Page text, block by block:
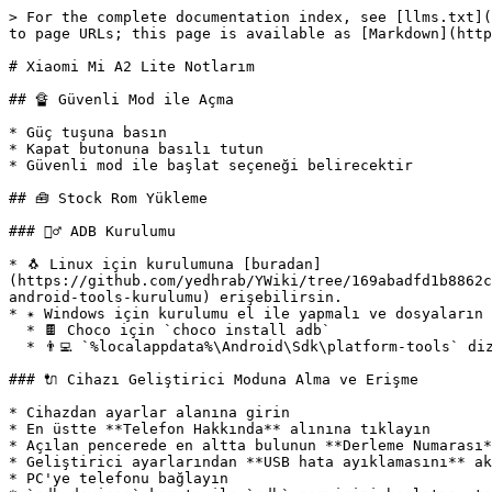
> For the complete documentation index, see [llms.txt](https://docs.yemreak.com/llms.txt). Markdown versions of documentation pages are available by appending `.md` to page URLs; this page is available as [Markdown](https://docs.yemreak.com/arsiv/yazilarim/xiaomi-mi-a2-lite.md).

# Xiaomi Mi A2 Lite Notlarım

## 🔏 Güvenli Mod ile Açma

* Güç tuşuna basın
* Kapat butonuna basılı tutun
* Güvenli mod ile başlat seçeneği belirecektir

## 🧰 Stock Rom Yükleme

### ‍👷‍♂️ ADB Kurulumu

* 🐧 Linux için kurulumuna [buradan](https://github.com/yedhrab/YWiki/tree/169abadfd1b8862c004399268f6ca1f9f9359d61/%C4%B0%C5%9Fletim%20Sistemi%20Notlar%C4%B1/Linux%20Notlar%C4%B1.md#adb--fastboot-android-tools-kurulumu) erişebilirsin.
* ✴️ Windows için kurulumu el ile yapmalı ve dosyaların olduğu dizini **ortam değişkenlerine** (*PATH* adı altına) eklemeniz gerekmektedir.
  * 🍫 Choco için `choco install adb`
  * 👨‍💻 `%localappdata%\Android\Sdk\platform-tools` dizininde `adb` olabilir

### 🔌 Cihazı Geliştirici Moduna Alma ve Erişme

* Cihazdan ayarlar alanına girin
* En üstte **Telefon Hakkında** alınına tıklayın
* Açılan pencerede en altta bulunun **Derleme Numarası**'ya 7, 8 kere dokunun
* Geliştirici ayarlarından **USB hata ayıklamasını** aktif edin
* PC'ye telefonu bağlayın
* `adb devices` komutu ile `adb` servisini başlatıp, telefona gelen pop-up'tan izin verin

### 🔓 Bootloader Klidini Açma

* 💦 Öncelikle bu işlemin cihazın hafızasının **sıfırlayacağının** farkında olun
* 🔌 Cihazı PC'ye USB ile bağlayın
* 🔉 Ses kısma ve güç tuşlarına basılı tutup **fastboot** alanına girin
* 👨‍💻`fastboot oem unlock` komutu ile kilidi açın (cmd veya bash'e yazılmalı)

> Kapatmak için `fastboot oem lock` veya yükleme esnasında `flash_all_lock.sh` scriptini kullanın

### 🧱 Stock Rom Kurulumu

Buradaki [linke](http://en.miui.com/download-354.html) tıklayarak *stock rom*'u indirme sayfasına yönelebilirsin.

* 📦 Kararlı son ROM'u [Mi Community - MIUI Global ROM > Mi A2 Lite](http://c.mi.com/miuidownload/detail?device=1700354) üzerinden indirebilirsin
* ⏬ Link çalışmazsa[ buradan (Şubat 2020) ](http://bigota.d.miui.com/V10.0.13.0.PDLMIXM/daisy_global_images_V10.0.13.0.PDLMIXM_20190813.0000.00_9.0_5d0d486f04.tgz)direkt olarak indirebilirsin
  * 📢 Orjinal stock rom dosyasıdır. (checksum'dan geçmiştir)
* 🧰 [MIUI ROM Flashing Tool](http://download.appmifile.com/images/2019/07/01/09cdc3a7-5a11-42aa-81f4-be27fe12ce80.msi) uygulamasını indirin

### 🚙 Stock Rom'un Aktarılması

* 👮‍♂️ Telefonunuzun [🔓 Bootloader Klidini Açma](#bootloader-klidini-acma) alanındaki yönerge ile bootloader kilidini açtığınızdan emin olun
* 🌃 Telefonunuzu kapatın
* 🔉 Telefon kapandıktan sonra, `Volume Down (Ses Kısma)` butonuna basılır tutarak PC'ye bağlayın
* 📢 PC'de adb dosyalarının olduğu dizini PATH'e eklemeyi unutmayın
  * 🐧 Linux için gerekli değildir
  * ✴️ Windows için choco ile yükleme yapıldıysa gerekli değildir
  * [👷‍♂️ ADB Kurulumu](#adb-kurulumu) alanına bakınız
* 📂 İndirdiğiniz ROM'u dizine çıkartın ardından alttaki seçeneklerden **biri** ile kurulumu yapın
  * 🧰 [MIUI ROM Flashing Tool](http://download.appmifile.com/images/2019/07/01/09cdc3a7-5a11-42aa-81f4-be27fe12ce80.msi) uygulamasına